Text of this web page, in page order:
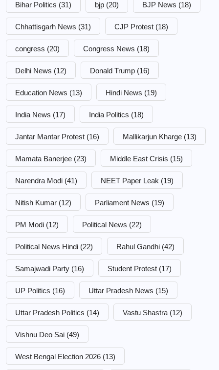
Bihar Politics (31) bjp (20) BJP News (18)
Chhattisgarh News (31) CJP Protest (18)
congress (20) Congress News (18)
Delhi News (12) Donald Trump (16)
Education News (13) Hindi News (19)
India News (17) India Politics (18)
Jantar Mantar Protest (16) Mallikarjun Kharge (13)
Mamata Banerjee (23) Middle East Crisis (15)
Narendra Modi (41) NEET Paper Leak (19)
Nitish Kumar (12) Parliament News (19)
PM Modi (12) Political News (22)
Political News Hindi (22) Rahul Gandhi (42)
Samajwadi Party (16) Student Protest (17)
UP Politics (16) Uttar Pradesh News (15)
Uttar Pradesh Politics (14) Vastu Shastra (12)
Vishnu Deo Sai (49)
West Bengal Election 2026 (13)